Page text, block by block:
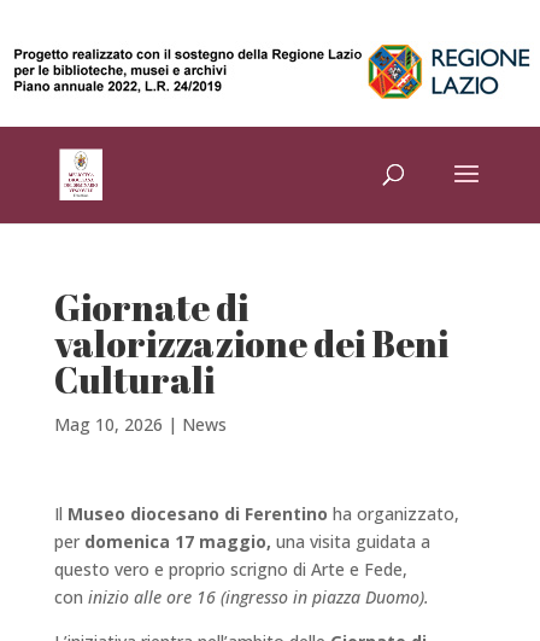
Giornate di
valorizzazione dei Beni
Culturali
Mag 10, 2026 | News
Il Museo diocesano di Ferentino ha organizzato,
per domenica 17 maggio, una visita guidata a
questo vero e proprio scrigno di Arte e Fede,
con inizio alle ore 16 (ingresso in piazza Duomo).